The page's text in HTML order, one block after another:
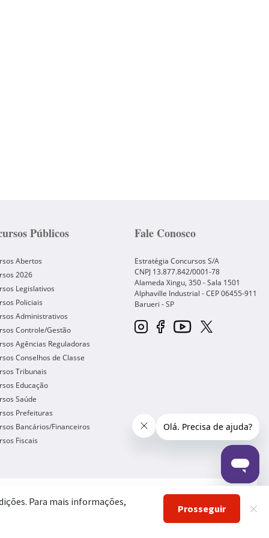
Públicos
Abertos
2026
Legislativos
Policiais
Administrativos
Controle/Gestão
Agências Reguladoras
Conselhos de Classe
Tribunais
Educação
Saúde
Prefeituras
Bancários/Financeiros
Fiscais
Fale Conosco
Estratégia Concursos S/A
CNPJ 13.877.842/0001-78
Alameda Xingu, 350 - Sala 1501
Alphaville Industrial - CEP06455-911
Barueri -SP